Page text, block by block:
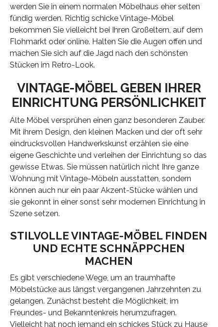
werden Sie in einem normalen Möbelhaus eher selten
fündig werden. Richtig schicke Vintage-Möbel
bekommen Sie vielleicht bei Ihren Großeltern, auf dem
Flohmarkt oder online. Halten Sie die Augen offen und
machen Sie sich auf die Jagd nach den schönsten
Stücken im Retro-Look.
VINTAGE-MÖBEL GEBEN IHRER
EINRICHTUNG PERSÖNLICHKEIT
Alte Möbel versprühen einen ganz besonderen Zauber.
Mit ihrem Design, den kleinen Macken und der oft sehr
eindrucksvollen Handwerkskunst erzählen sie eine
eigene Geschichte und verleihen der Einrichtung so das
gewisse Etwas. Sie müssen natürlich nicht Ihre ganze
Wohnung mit Vintage-Möbeln ausstatten, sondern
können auch nur ein paar Akzent-Stücke wählen und
sie gekonnt in einer sonst sehr modernen Einrichtung in
Szene setzen.
STILVOLLE VINTAGE-MÖBEL FINDEN
UND ECHTE SCHNÄPPCHEN
MACHEN
Es gibt verschiedene Wege, um an traumhafte
Möbelstücke aus längst vergangenen Jahrzehnten zu
gelangen. Zunächst besteht die Möglichkeit, im
Freundes- und Bekanntenkreis herumzufragen.
Vielleicht hat noch jemand ein schickes Stück zu Hause